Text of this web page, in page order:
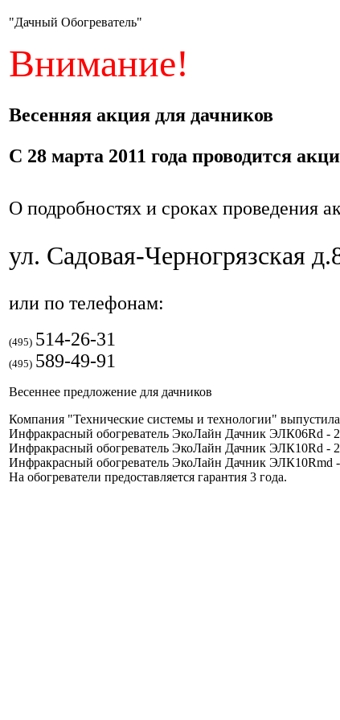
"Дачный Обогреватель"
Внимание!
Весенняя акция для дачников
С 28 марта 2011 года проводится
О подробностях и сроках проведения
ул. Садовая-Черногрязская
или по телефонам:
(495) 514-26-31
(495) 589-49-91
Весеннее предложение для дачников
Компания "Технические системы и технологии"
Инфракрасный обогреватель ЭкоЛайн Дачник ЭЛК06Rd -
Инфракрасный обогреватель ЭкоЛайн Дачник ЭЛК10Rd -
Инфракрасный обогреватель ЭкоЛайн Дачник ЭЛК10Rmd
На обогреватели предоставляется гарантия 3 года.